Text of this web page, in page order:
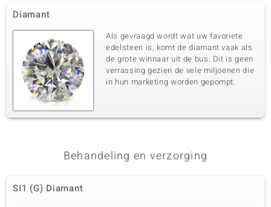
Edelsteen exact
SI1 (G) Diamant 4 à 1,1 mm
Karaatgewicht som
0,026 ct
Slijpvorm
Rond Brilliant Geslepen
Zetting
Pave
Herkomst
Afrika
Diamant
Als gevraagd wordt wat uw favoriete
edelsteen is, komt de diamant vaak als
de grote winnaar uit de bus. Dit is geen
verrassing gezien de vele miljoenen die
in hun marketing worden gepompt.
Behandeling en verzorging
SI1 (G) Diamant